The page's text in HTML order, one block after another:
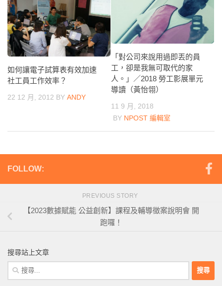
如何讓電子試算表有效加速
社工員工作效率？
22 12 月, 2012 BY ANDY
「對公司來說用過即丟的員
工，卻是我無可取代的家
人。」／2018 勞工影展單元
導讀（黃怡翎）
11 9 月, 2018
BY NPOST 編輯室
FOLLOW:
PREVIOUS STORY
【2023數據賦能 公益創新】課程及輔導徵案說明會 開
跑囉！
搜尋站上文章
搜
尋